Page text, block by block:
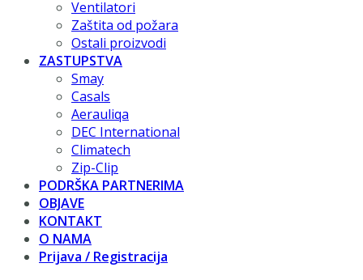
Ventilatori
Zaštita od požara
Ostali proizvodi
ZASTUPSTVA
Smay
Casals
Aerauliqa
DEC International
Climatech
Zip-Clip
PODRŠKA PARTNERIMA
OBJAVE
KONTAKT
O NAMA
Prijava / Registracija